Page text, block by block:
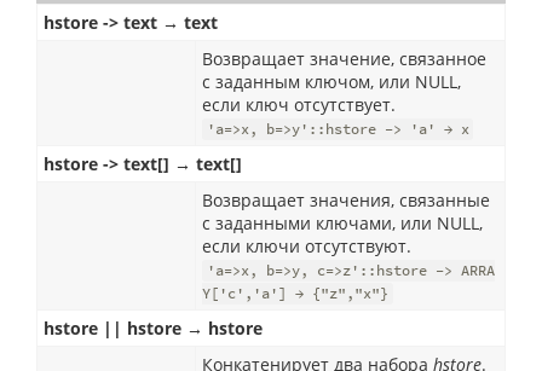
hstore -> text → text
Возвращает значение, связанное
с заданным ключом, или NULL,
если ключ отсутствует.
'a=>x, b=>y'::hstore -> 'a' → x
hstore -> text[] → text[]
Возвращает значения, связанные
с заданными ключами, или NULL,
если ключи отсутствуют.
'a=>x, b=>y, c=>z'::hstore -> ARRA
Y['c','a'] → {"z","x"}
hstore || hstore → hstore
Конкатенирует два набора hstore.